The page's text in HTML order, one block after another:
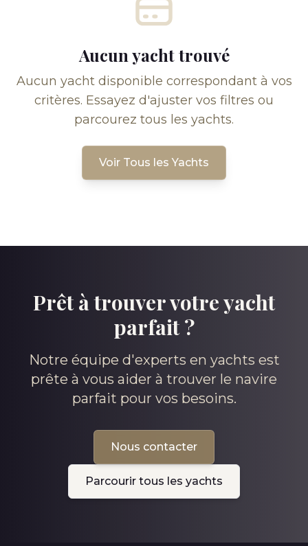
Aucun yacht trouvé
Aucun yacht disponible correspondant à vos
critères. Essayez d'ajuster vos filtres ou
parcourez tous les yachts.
Voir Tous les Yachts
Prêt à trouver votre yacht
parfait ?
Notre équipe d'experts en yachts est
prête à vous aider à trouver le navire
parfait pour vos besoins.
Nous contacter
Parcourir tous les yachts